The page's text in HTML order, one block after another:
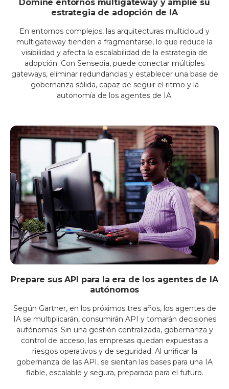
Domine entornos multigateway y amplíe su
estrategia de adopción de IA
En entornos complejos, las arquitecturas multicloud y
multigateway tienden a fragmentarse, lo que reduce la
visibilidad y afecta la escalabilidad de la estrategia de
adopción. Con Sensedia, puede conectar múltiples
gateways, eliminar redundancias y establecer una base de
gobernanza sólida, capaz de seguir el ritmo y la
autonomía de los agentes de IA.
Prepare sus API para la era de los agentes de IA
autónomos
Según Gartner, en los próximos tres años, los agentes de
IA se multiplicarán, consumirán API y tomarán decisiones
autónomas. Sin una gestión centralizada, gobernanza y
control de acceso, las empresas quedan expuestas a
riesgos operativos y de seguridad. Al unificar la
gobernanza de las API, se sientan las bases para una IA
fiable, escalable y segura, preparada para el futuro.